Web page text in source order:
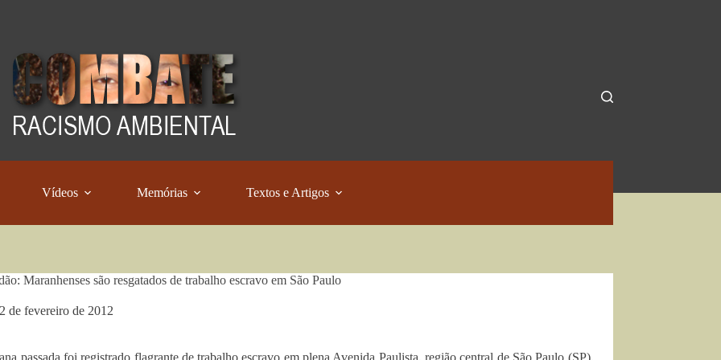
Vídeos Memórias Textos e Artigos
Maranhenses são resgatados de trabalho escravo em São Paulo
de fevereiro de 2012
passada foi registrado flagrante de trabalho escravo em plena Avenida Paulista, região central de São Paulo (SP).